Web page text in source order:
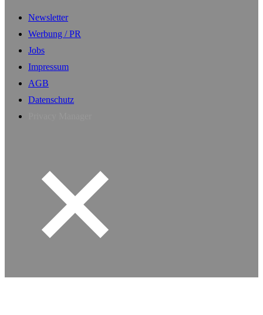
Newsletter
Werbung / PR
Jobs
Impressum
AGB
Datenschutz